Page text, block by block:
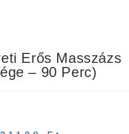
Erős Masszázs
– 90 Perc)